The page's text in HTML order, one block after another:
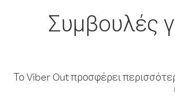
Συμβουλές
Το Viber Out προσφέρει